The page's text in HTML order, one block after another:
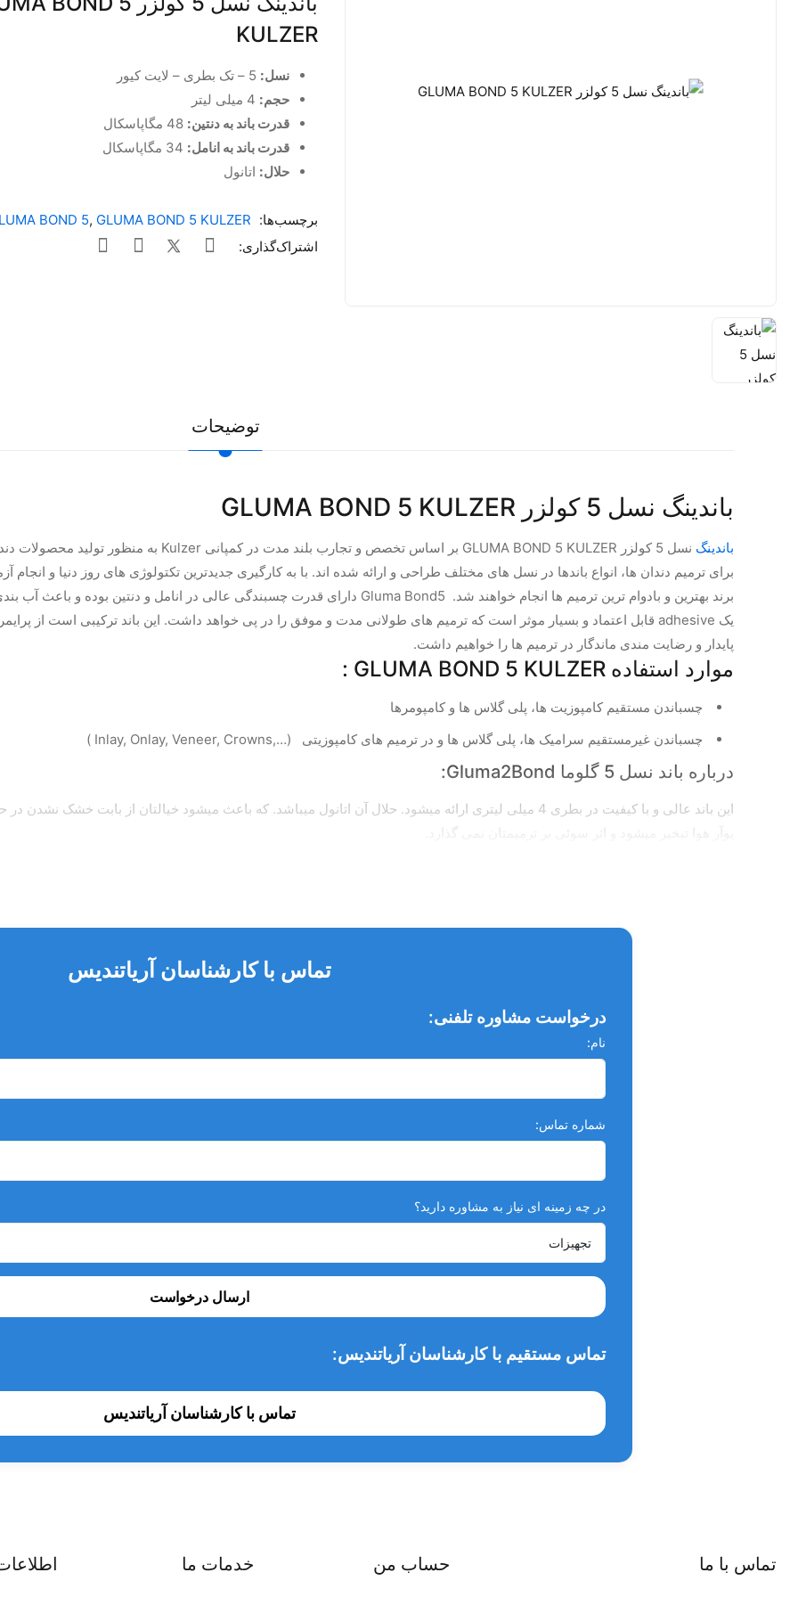
KULZER
نسل:
حجم:
قدرت باند به دنتین: 48 مگاپاسکال
قدرت باند به انامل:
حلال: اتانول
برچسب‌ها: BOND 5, GLUMA BOND 5 KULZER
اشتراک‌گذاری:
توضیحات
باندینگ نسل 5 کولزر GLUMA BOND 5 KULZER
باندینگ نسل 5 کولزر GLUMA BOND 5 KULZER بر اساس تخصص و تجارب بلند مدت در کمپانی Kulzer به منظور تولید محصولات
برای ترمیم دندان ها، انواع باندها در نسل های مختلف طراحی و ارائه شده اند. با به کارگیری جدیدترین تکتولوژی های روز دنیا و
برند بهترین و بادوام ترین ترمیم ها انجام خواهند شد. Gluma Bond5 دارای قدرت چسبندگی عالی در انامل و دنتین بوده و باعث آب
یک adhesive قابل اعتماد و بسیار موثر است که ترمیم های طولانی مدت و موفق را در پی خواهد داشت. این باند ترکیبی است از
پایدار و رضایت مندی ماندگار در ترمیم ها را خواهیم داشت.
موارد استفاده GLUMA BOND 5 KULZER :
چسباندن مستقیم کامپوزیت ها، پلی گلاس ها و کامپومرها
چسباندن غیرمستقیم سرامیک ها، پلی گلاس ها و در ترمیم های کامپوزیتی
Inlay, Onlay, Veneer, Crowns,…)
)
درباره باند نسل 5 گلوما Gluma2Bond:
این باند عالی و با کیفیت در بطری 4 میلی لیتری ارائه میشود. حلال آن اتانول میباشد. که باعث میشود خیالتان از
پوآر هوا تبخیر میشود و اثر سوئی بر ترمیمتان نمی گذارد.
تماس با کارشناسان آریاتندیس
درخواست مشاوره تلفنی:
نام:
شماره تماس:
در چه زمینه ای نیاز به مشاوره دارید؟
ارسال درخواست
تماس مستقیم با کارشناسان آریاتندیس:
تماس با کارشناسان آریاتندیس
تماس با ما حساب من خدمات ما